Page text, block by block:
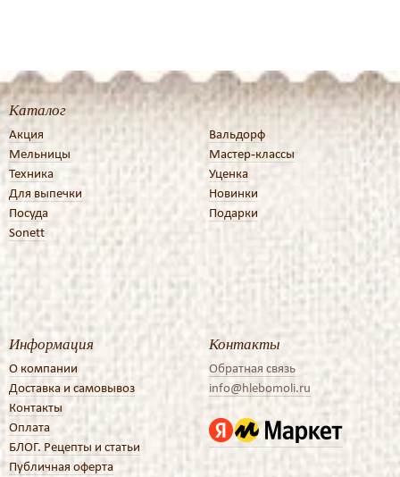
Каталог
Акция
Мельницы
Техника
Для выпечки
Посуда
Sonett
Вальдорф
Мастер-классы
Уценка
Новинки
Подарки
Информация
О компании
Доставка и самовывоз
Контакты
Оплата
БЛОГ. Рецепты и статьи
Публичная оферта
Контакты
Обратная связь
info@hlebomoli.ru